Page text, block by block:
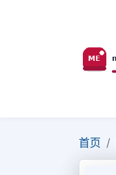
首页